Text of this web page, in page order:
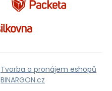
Tvorba a pronájem eshopů
BINARGON.cz